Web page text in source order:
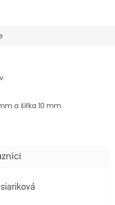
a šířka 10 mm
je 5 z 5 hvězdiček.